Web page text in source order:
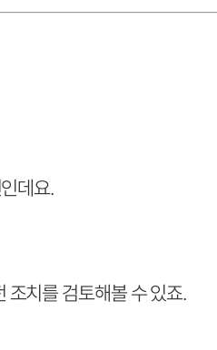
데요.
조치를 검토해볼 수 있죠.